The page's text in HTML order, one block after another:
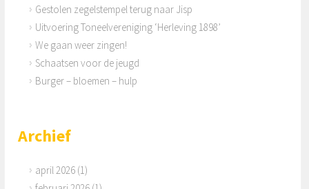
Gestolen zegelstempel terug naar Jisp
Uitvoering Toneelvereniging ‘Herleving 1898’
We gaan weer zingen!
Schaatsen voor de jeugd
Burger – bloemen – hulp
Archief
april 2026 (1)